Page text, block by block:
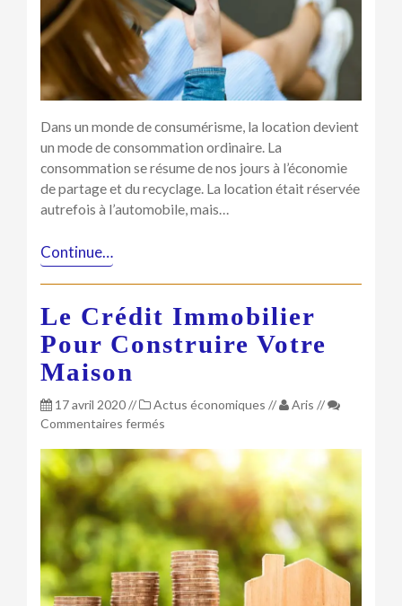
devenue
un
mode
consommation
courant ?
Dans un monde de consumérisme, la location devient
un mode de consommation ordinaire. La
consommation se résume de nos jours à l’économie
de partage et du recyclage. La location était réservée
autrefois à l’automobile, mais…
Continue…
Le Crédit Immobilier
Pour Construire Votre
Maison
17 avril 2020// Actus économiques // Aris //
Commentaires fermés
crédit
immobilier
pour
construire
votre
maison